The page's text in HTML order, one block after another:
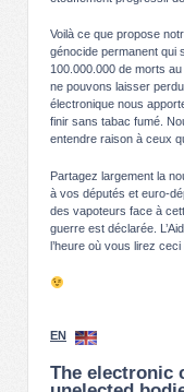
Voilà ce que propose
génocide permanent qui
100.000.000 de morts
ne pouvons laisser
électronique nous
finir sans tabac fumé.
entendre raison à ceux
Partagez largement la
à vos députés et euro-
des vapoteurs face à
guerre est déclarée.
l’heure où vous lirez
EN
The electronic